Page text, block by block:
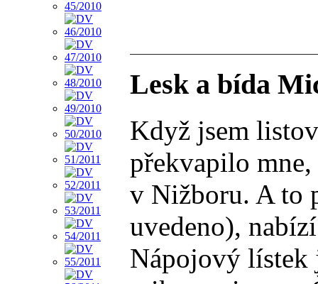
Lesk a bída
Když jsem
překvapilo mne,
v Nižboru. A to
uvedeno),
Nápojový lístek